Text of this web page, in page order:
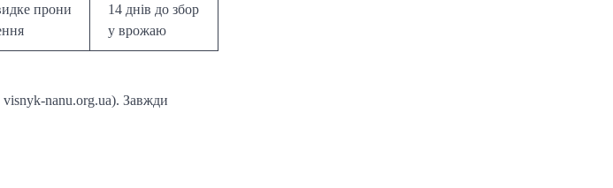
прони
14 днів до збор
у врожаю
visnyk-nanu.org.ua). Завжди